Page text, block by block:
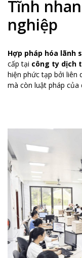
Tĩnh
nghiệp
Hợp pháp hóa lãnh
cấp tại công ty dịch
hiện phức tạp bởi liên
mà còn luật pháp của